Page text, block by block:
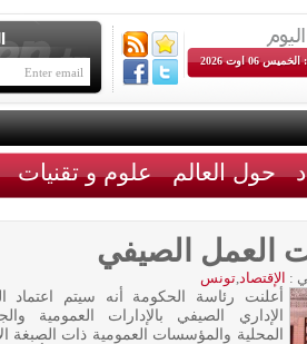
06 اوت 2026
حول العالم علوم و تقنيات
العمل الصيفي
: الإقتصاد,تونس
أعلنت رئاسة الحكومة أنه سيتم اعتماد
الإداري الصيفي بالإدارات العمومية
المحلية والمؤسسات العمومية ذات الصبغة